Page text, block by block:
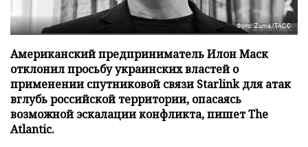
Фото: Zuma/ТАСС
Американский предприниматель Илон Маск
отклонил просьбу украинских властей о
применении спутниковой связи Starlink для атак
вглубь российской территории, опасаясь
возможной эскалации конфликта, пишет The
Atlantic.